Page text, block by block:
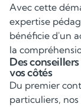
Avec cette
expertise
bénéficie d'un
la
Des
vos côtés
Du premier
particuliers,